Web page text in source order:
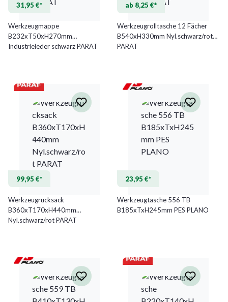
31,95 €*
Werkzeugmappe
B232xT50xH270mm
Industrieleder schwarz PARAT
ab 8,25 €*
Werkzeugrolltasche 12 Fächer
B540xH330mm Nyl.schwarz/rot
PARAT
99,95 €*
Werkzeugrucksack
B360xT170xH440mm
Nyl.schwarz/rot PARAT
23,95 €*
Werkzeugtasche 556 TB
B185xTxH245mm PES PLANO